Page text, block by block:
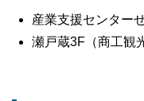
産業支援センター
瀬戸蔵3F（商工観